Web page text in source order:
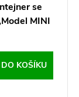
se
MINI
DO KOŠÍKU